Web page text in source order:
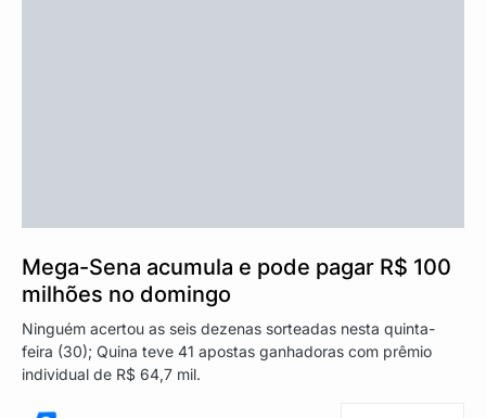
Mega-Sena acumula e pode pagar R$ 100
milhões no domingo
Ninguém acertou as seis dezenas sorteadas nesta quinta-
feira (30); Quina teve 41 apostas ganhadoras com prêmio
individual de R$ 64,7 mil.